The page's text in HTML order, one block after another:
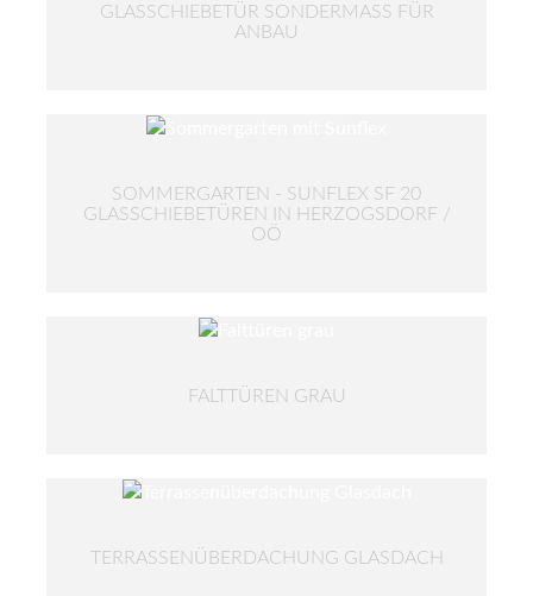
GLASSCHIEBETÜR SONDERMASS FÜR A
NBAU
SOMMERGARTEN - SUNFLEX SF 20
GLASSCHIEBETÜREN IN HERZOGSDORF /
OÖ
FALTTÜREN GRAU
TERRASSENÜBERDACHUNG GLASDACH